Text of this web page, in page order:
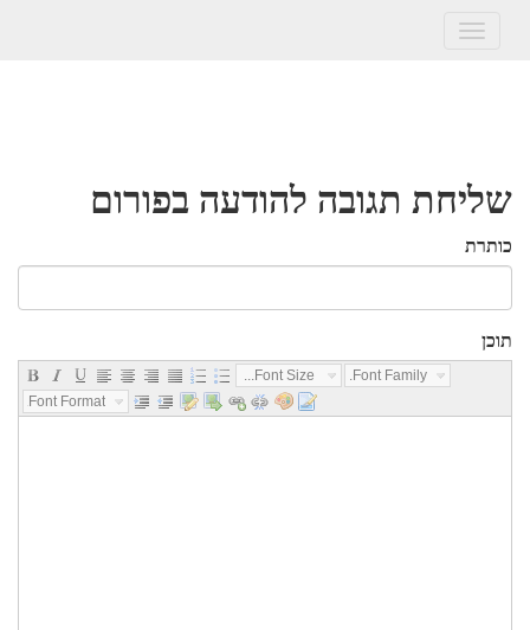
Toggle
שליחת תגובה להודעה בפורום
כותרת
תוכן
Font Size...
Font Family...
Font Format...